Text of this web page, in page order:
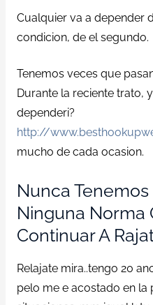
Cualquier va a depender
condicion, de el segundo.
Tenemos veces que
Durante la reciente trato,
dependeri?
http://
mucho de cada ocasion.
Nunca
Ninguna Norma
Continuar A
Relajate mira..tengo 20
pelo me e acostado en la